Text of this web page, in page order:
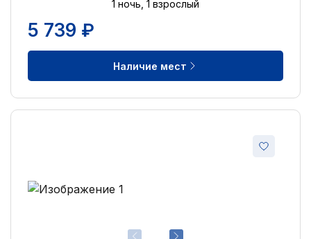
1 ночь, 1 взрослый
5 739 ₽
Наличие мест
Ускоренная регистрация заезда
Бассейн с подогревом
Сувенирный магазин
Открытый бассейн